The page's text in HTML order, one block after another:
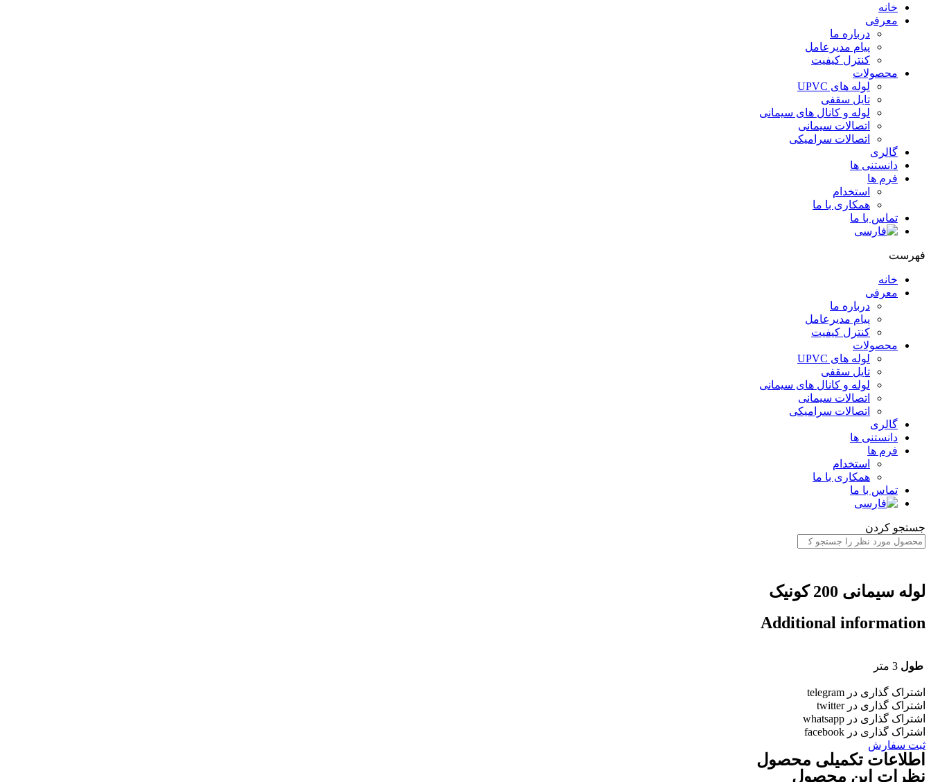
خانه
معرفی
درباره ما
پیام مدیرعامل
کنترل کیفیت
محصولات
لوله های UPVC
تایل سقفی
لوله و کانال های سیمانی
اتصالات سیمانی
اتصالات سرامیکی
گالری
دانستنی ها
فرم ها
استخدام
همکاری با ما
تماس با ما
فهرست
خانه
معرفی
درباره ما
پیام مدیرعامل
کنترل کیفیت
محصولات
لوله های UPVC
تایل سقفی
لوله و کانال های سیمانی
اتصالات سیمانی
اتصالات سرامیکی
گالری
دانستنی ها
فرم ها
استخدام
همکاری با ما
تماس با ما
جستجو کردن
لوله سیمانی 200 کونیک
Additional information
طول 3 متر
اشتراک گذاری در telegram
اشتراک گذاری در twitter
اشتراک گذاری در whatsapp
اشتراک گذاری در facebook
ثبت سفارش
اطلاعات تکمیلی محصول
نظرات این محصول